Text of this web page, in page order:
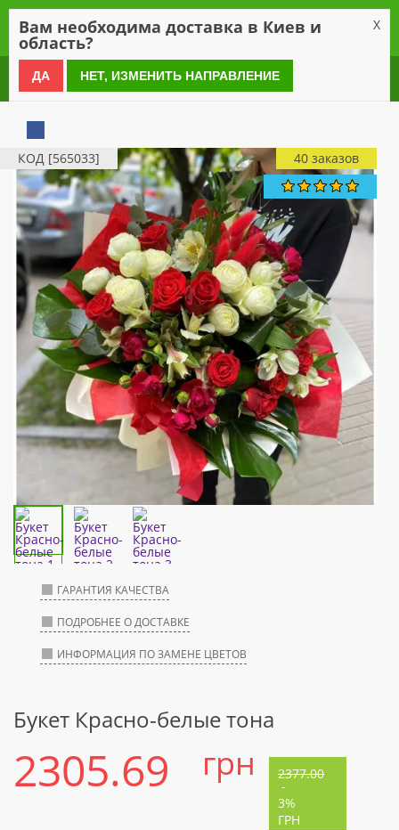
0 800 21 54 55
КОД [565033] 40 заказов
ГАРАНТИЯ КАЧЕСТВА
ПОДРОБНЕЕ О ДОСТАВКЕ
ИНФОРМАЦИЯ ПО ЗАМЕНЕ ЦВЕТОВ
Букет Красно-белые тона
2305.69 грн 2377.00
-
3%
ГРН
Вам необходима доставка в Киев и
область?
X
ДА НЕТ, ИЗМЕНИТЬ НАПРАВЛЕНИЕ